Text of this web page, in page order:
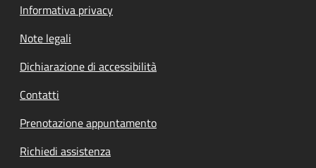
Informativa privacy
Note legali
Dichiarazione di accessibilità
Contatti
Prenotazione appuntamento
Richiedi assistenza